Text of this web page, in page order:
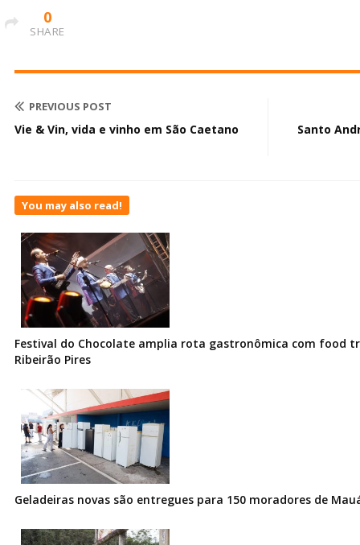
0
SHARE
PREVIOUS POST
Vie & Vin, vida e vinho em São Caetano Santo
You may also read!
Festival do Chocolate amplia rota gastronômica com food
Ribeirão Pires
Geladeiras novas são entregues para 150 moradores de